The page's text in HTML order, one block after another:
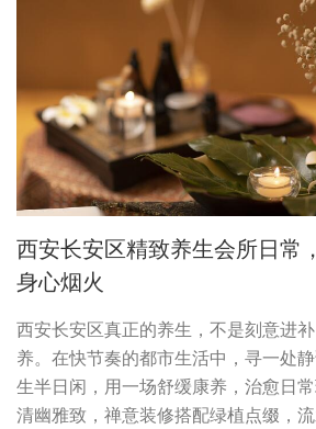
西安长安区精致养生会所日常
身心烟火
西安长安区真正的养生，不是刻意进
养。在快节奏的都市生活中，寻一处
生半日闲，用一场舒缓康养，治愈日
清幽雅致，禅意装修搭配绿植点缀，